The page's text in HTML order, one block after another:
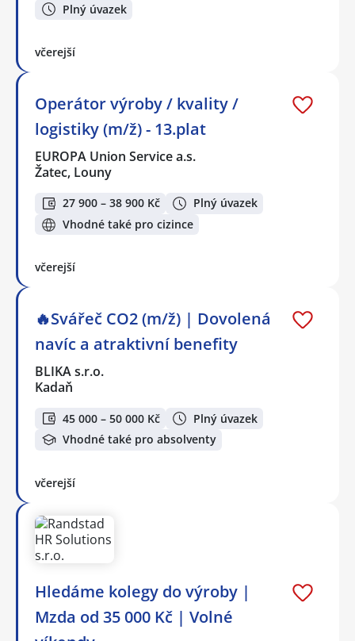
Plný úvazek
včerejší
Operátor výroby / kvality /
logistiky (m/ž) - 13.plat
EUROPA Union Service a.s.
Žatec, Louny
27 900 – 38 900 Kč
Plný úvazek
Vhodné také pro cizince
včerejší
🔥Svářeč CO2 (m/ž) | Dovolená
navíc a atraktivní benefity
BLIKA s.r.o.
Kadaň
45 000 – 50 000 Kč
Plný úvazek
Vhodné také pro absolventy
včerejší
Hledáme kolegy do výroby |
Mzda od 35 000 Kč | Volné